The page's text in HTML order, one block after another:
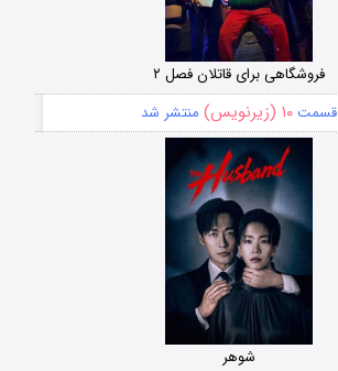
فروشگاهی برای قاتلان فصل ۲
قسمت۱۰ (زیرنویس) منتشر شد
شوهر